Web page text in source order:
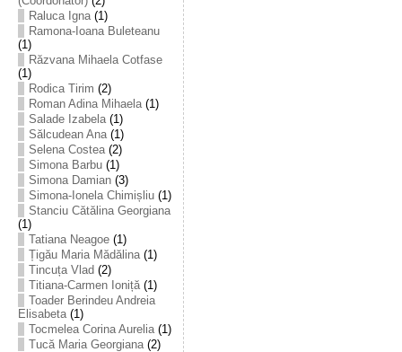
Raluca Igna(1)
Ramona-Ioana Buleteanu
(1)
Răzvana Mihaela Cotfase
(1)
Rodica Tirim (2)
Roman Adina Mihaela(1)
Salade Izabela(1)
Sălcudean Ana(1)
Selena Costea(2)
Simona Barbu(1)
Simona Damian(3)
Simona-Ionela Chimișliu(1)
Stanciu Cătălina Georgiana
(1)
Tatiana Neagoe(1)
Țigău Maria Mădălina(1)
Tincuța Vlad (2)
Titiana-Carmen Ioniță(1)
Toader Berindeu Andreia
Elisabeta(1)
Tocmelea Corina Aurelia(1)
Tucă Maria Georgiana(2)